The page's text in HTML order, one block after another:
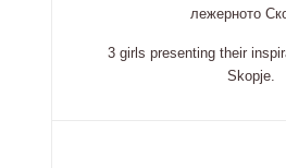
лежерното
3 girls presenting their
Skopje.